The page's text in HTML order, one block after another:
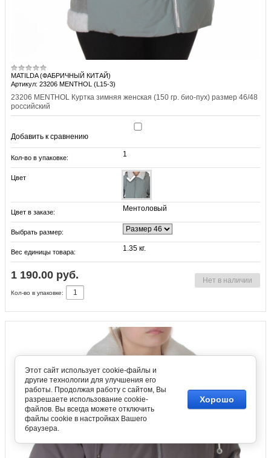
MATILDA (ФАБРИЧНЫЙ КИТАЙ)
Артикул: 23206 MENTHOL (L15-3)
23206 MENTHOL Куртка зимняя женская (150 гр. био-пух) размер 46/48
российский
Добавить к сравнению
Кол-во в упаковке: 1
Цвет
Цвет в заказе: Ментоловый
Выбрать размер:
Вес единицы товара: 1.35 кг.
1 190.00 руб. Нет в наличии
Кол-во в упаковке:
Этот сайт использует cookie-файлы и
другие технологии для улучшения его
работы. Продолжая работу с сайтом, Вы
разрешаете использование cookie-
файлов. Вы всегда можете отключить
файлы cookie в настройках Вашего
браузера.
Хорошо